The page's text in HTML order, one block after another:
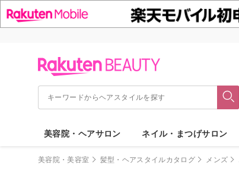
美容院・ヘアサロン ネイル・まつげサロン
美容院・美容室 髪型・ヘアスタイルカタログ メンズ